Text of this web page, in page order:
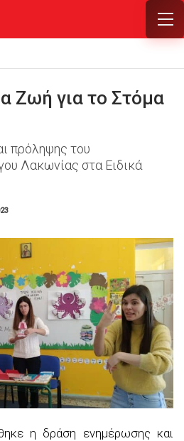
Ζωή για το Στόμα
πρόληψης του
Λακωνίας στα Ειδικά
η δράση ενημέρωσης και